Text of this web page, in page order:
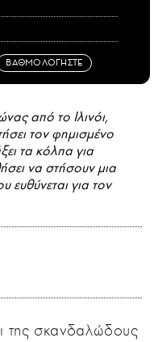
ΒΑΘΜΟΛΟΓΗΣΤΕ
από το Ιλινόι,
τον φημισμένο
τα κόλπα για
να στήσουν μια
για τον
της σκανδαλώδους